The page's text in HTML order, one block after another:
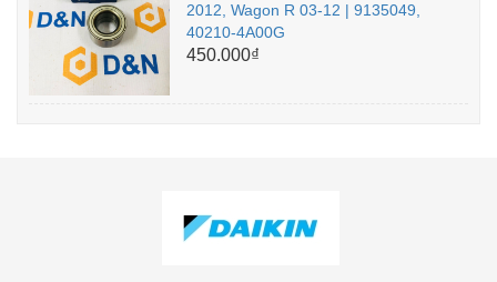
2012, Wagon R 03-12 | 9135049,
40210-4A00G
450.000₫